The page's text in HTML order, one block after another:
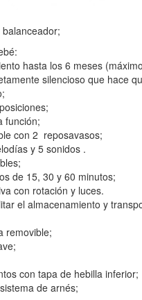
hasta los 6 meses
silencioso que hace
función;
con 2 reposavasos;
y 5 sonidos .
de 15, 30 y 60 minutos;
con rotación y luces.
el almacenamiento y
removible;
con tapa de hebilla inferior;
de arnés;